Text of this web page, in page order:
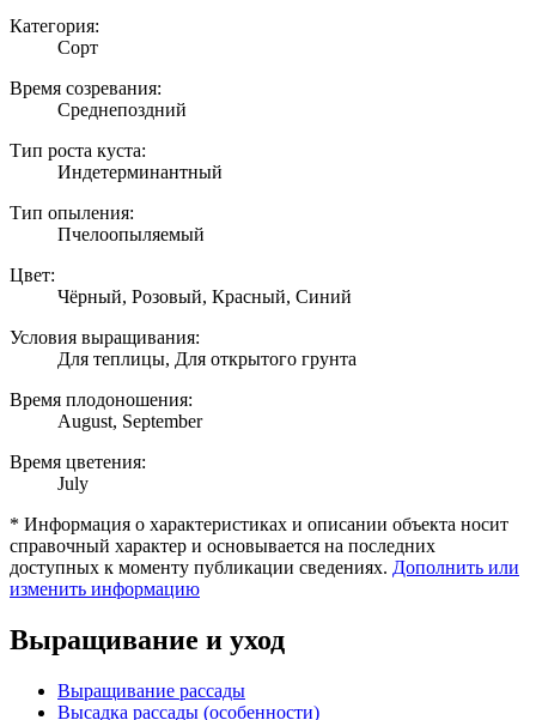
Категория:
Сорт
Время созревания:
Среднепоздний
Тип роста куста:
Индетерминантный
Тип опыления:
Пчелоопыляемый
Цвет:
Чёрный, Розовый, Красный, Синий
Условия выращивания:
Для теплицы, Для открытого грунта
Время плодоношения:
August, September
Время цветения:
July
* Информация о характеристиках и описании объекта носит
справочный характер и основывается на последних
доступных к моменту публикации сведениях. Дополнить или
изменить информацию
Выращивание и уход
Выращивание рассады
Высадка рассады (особенности)